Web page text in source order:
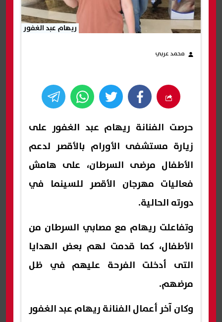
ريهام عبد الغفور
محمد عربي
حرصت الفنانة ريهام عبد الغفور على
زيارة مستشفى الأورام بالأقصر لدعم
الأطفال مرضى السرطان، على هامش
فعاليات مهرجان الأقصر للسينما في
دورته الحالية.
وتفاعلت ريهام مع مصابي السرطان من
الأطفال، كما قدمت لهم بعض الهدايا
التى أدخلت الفرحة عليهم في ظل
مرضهم.
وكان آخر أعمال الفنانة ريهام عبد الغفور